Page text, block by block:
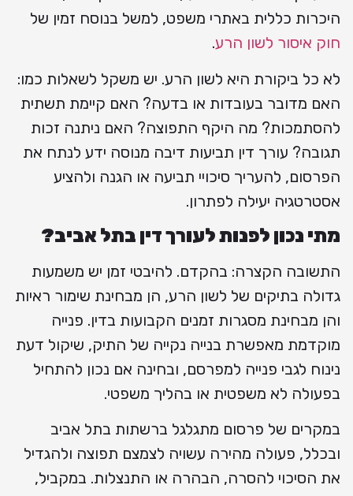
היכרות כללית באתרי משפט, למשל בנוסח זמין של
חוק איסור לשון הרע.
לא כל ביקורת היא לשון הרע. יש משקל לשאלות כמו:
האם מדובר בעובדות או בדעה? האם קיימת תשתית
להסתמכות? מה היקף התפוצה? האם ניתנה זכות
תגובה? עורך דין תביעות דיבה מנוסה ידע לנתח את
הפרסום, להעריך סיכויי תביעה או הגנה ולהציע
אסטרטגיה יעילה לפתרון.
מתי נכון לפנות לעורך דין בתל אביב?
התשובה הקצרה: בהקדם. להיבטי זמן יש משמעות
גדולה בתיקים של לשון הרע, הן מבחינת שימור ראיות
והן מבחינת מסגרות זמנים הקבועות בדין. פנייה
מוקדמת מאפשרת בנייה נקייה של התיק, שיקול דעת
נינוח לגבי פנייה למפרסם, ובחינה אם נכון להתחיל
בפעולה לא משפטית או בהליך משפטי.
במקרים של פרסום מתגלגל ברשתות בתל אביב
ובכלל, פעולה מהירה עשויה לצמצם תפוצה ולהגדיל
את הסיכוי להסרה, הבהרה או התנצלות. במקביל,